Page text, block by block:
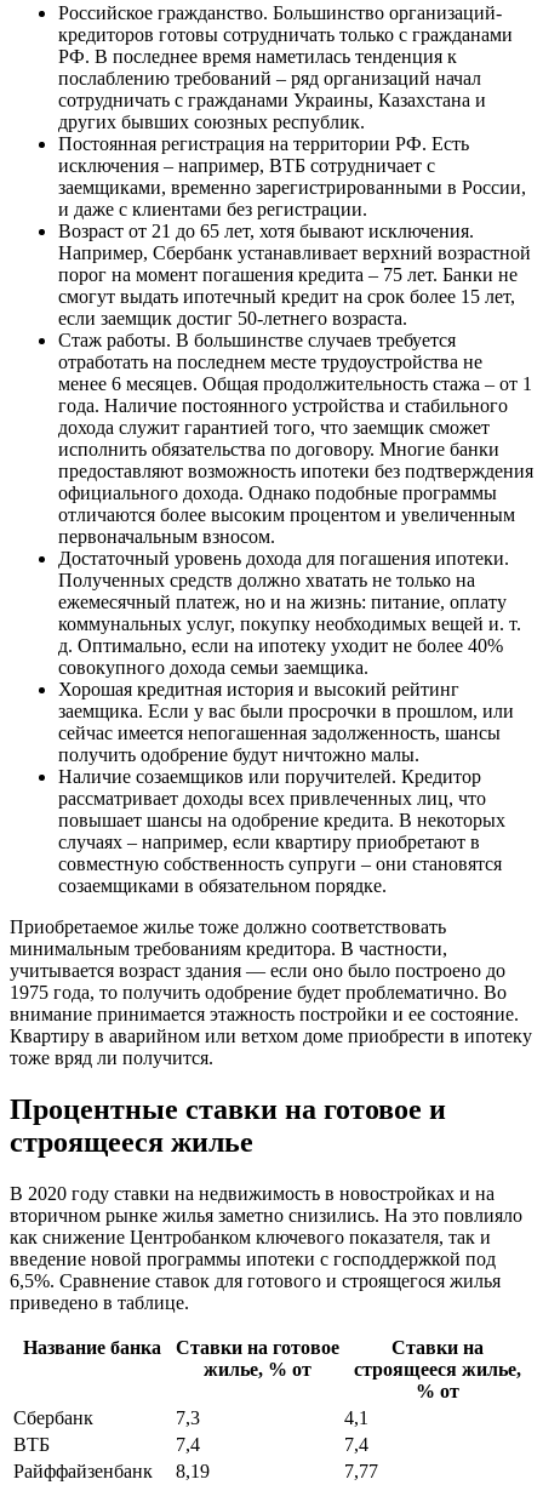
Российское гражданство. Большинство организаций-
кредиторов готовы сотрудничать только с гражданами
РФ. В последнее время наметилась тенденция к
послаблению требований – ряд организаций начал
сотрудничать с гражданами Украины, Казахстана и
других бывших союзных республик.
Постоянная регистрация на территории РФ. Есть
исключения – например, ВТБ сотрудничает с
заемщиками, временно зарегистрированными в России,
и даже с клиентами без регистрации.
Возраст от 21 до 65 лет, хотя бывают исключения.
Например, Сбербанк устанавливает верхний возрастной
порог на момент погашения кредита – 75 лет. Банки не
смогут выдать ипотечный кредит на срок более 15 лет,
если заемщик достиг 50-летнего возраста.
Стаж работы. В большинстве случаев требуется
отработать на последнем месте трудоустройства не
менее 6 месяцев. Общая продолжительность стажа – от 1
года. Наличие постоянного устройства и стабильного
дохода служит гарантией того, что заемщик сможет
исполнить обязательства по договору. Многие банки
предоставляют возможность ипотеки без подтверждения
официального дохода. Однако подобные программы
отличаются более высоким процентом и увеличенным
первоначальным взносом.
Достаточный уровень дохода для погашения ипотеки.
Полученных средств должно хватать не только на
ежемесячный платеж, но и на жизнь: питание, оплату
коммунальных услуг, покупку необходимых вещей и. т.
д. Оптимально, если на ипотеку уходит не более 40%
совокупного дохода семьи заемщика.
Хорошая кредитная история и высокий рейтинг
заемщика. Если у вас были просрочки в прошлом, или
сейчас имеется непогашенная задолженность, шансы
получить одобрение будут ничтожно малы.
Наличие созаемщиков или поручителей. Кредитор
рассматривает доходы всех привлеченных лиц, что
повышает шансы на одобрение кредита. В некоторых
случаях – например, если квартиру приобретают в
совместную собственность супруги – они становятся
созаемщиками в обязательном порядке.
Приобретаемое жилье тоже должно соответствовать
минимальным требованиям кредитора. В частности,
учитывается возраст здания — если оно было построено до
1975 года, то получить одобрение будет проблематично. Во
внимание принимается этажность постройки и ее состояние.
Квартиру в аварийном или ветхом доме приобрести в ипотеку
тоже вряд ли получится.
Процентные ставки на готовое и
строящееся жилье
В 2020 году ставки на недвижимость в новостройках и на
вторичном рынке жилья заметно снизились. На это повлияло
как снижение Центробанком ключевого показателя, так и
введение новой программы ипотеки с господдержкой под
6,5%. Сравнение ставок для готового и строящегося жилья
приведено в таблице.
Название банка
Ставки на готовое
жилье, % от
Ставки на
строящееся жилье,
% от
Сбербанк
7,3
4,1
ВТБ
7,4
7,4
Райффайзенбанк
8,19
7,77